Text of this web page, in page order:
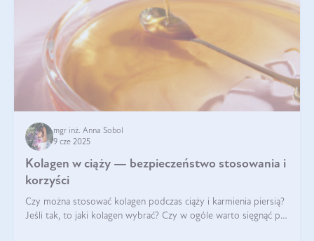
mgr inż. Anna Sobol
9 cze 2025
Kolagen w ciąży — bezpieczeństwo stosowania i
korzyści
Czy można stosować kolagen podczas ciąży i karmienia piersią?
Jeśli tak, to jaki kolagen wybrać? Czy w ogóle warto sięgnąć po